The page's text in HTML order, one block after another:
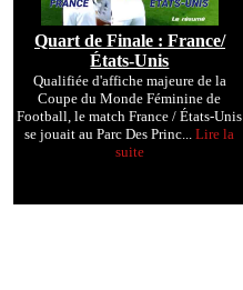
Quart de Finale : France/
États-Unis
Qualifiée d'affiche majeure de la
Coupe du Monde Féminine de
Football, le match France / États-Unis
se jouait au Parc Des Princ...Lire la
suite